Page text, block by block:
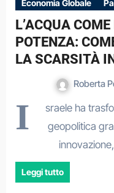
Economia Globale
L’ACQUA
POTENZA:
LA SCARSITÀ
Roberta
I
sraele ha
geopolitica
Leggi tutto